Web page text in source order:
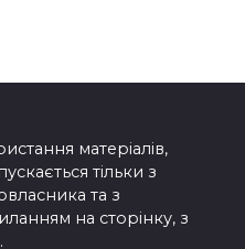
матеріалів,
тільки з
та з
на сторінку, з